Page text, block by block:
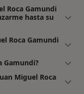
Roca Gamundi
hasta su
Roca Gamundi
Gamundi?
Miguel Roca